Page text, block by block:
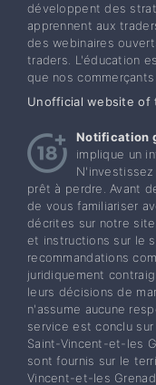
développent des
apprennent aux
des webinaires
traders. L'éducation
que nos commerçants
Unofficial website of
Notification
implique un
prêt à perdre. Avant
de vous familiariser
décrites sur notre
et instructions sur le
recommandations
juridiquement
leurs décisions de
n'assume aucune
service est conclu
Saint-Vincent-et-les
sont fournis sur le
Vincent-et-les